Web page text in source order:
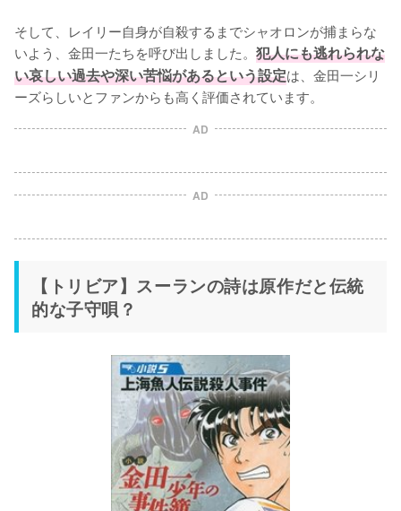
そして、レイリー自身が自殺するまでシャオロンが捕まらな
いよう、金田一たちを呼び出しました。 犯人にも逃れられな
い哀しい過去や深い苦悩があるという設定は、金田一シリ
ーズらしいとファンからも高く評価されています。
AD
AD
【トリビア】スーランの詩は原作だと伝統
的な子守唄？